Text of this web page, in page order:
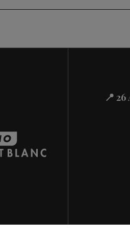
📍